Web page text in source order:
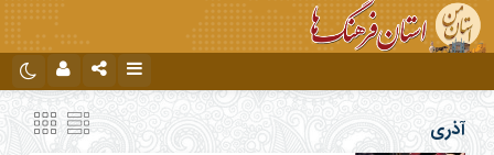
تلگرام نام کاربری یا نشانی ایمیل
آذری